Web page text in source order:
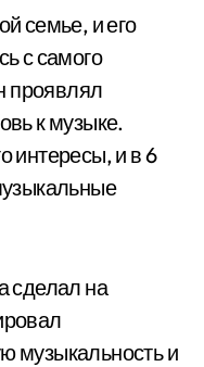
семье, и его
с самого
проявлял
к музыке.
интересы, и в 6
сделал на
музыкальность и